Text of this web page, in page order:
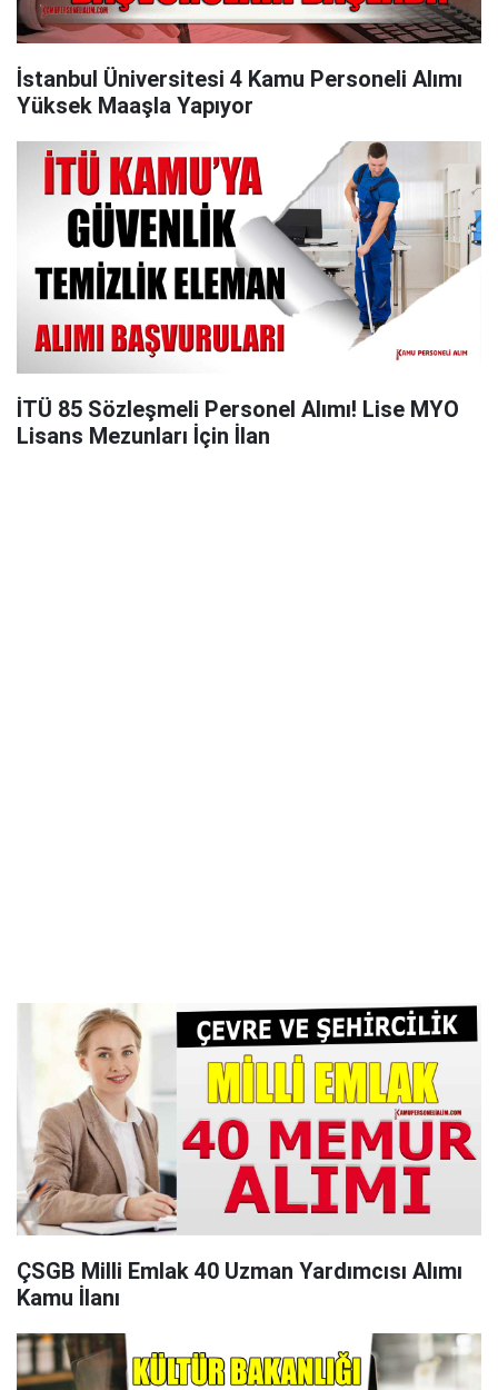
İstanbul Üniversitesi 4 Kamu Personeli Alımı
Yüksek Maaşla Yapıyor
İTÜ 85 Sözleşmeli Personel Alımı! Lise MYO
Lisans Mezunları İçin İlan
ÇSGB Milli Emlak 40 Uzman Yardımcısı Alımı
Kamu İlanı